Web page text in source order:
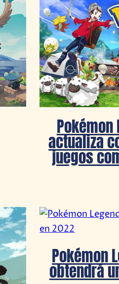
Pokémon
actualiza
juegos
Pokémon
obtendrá